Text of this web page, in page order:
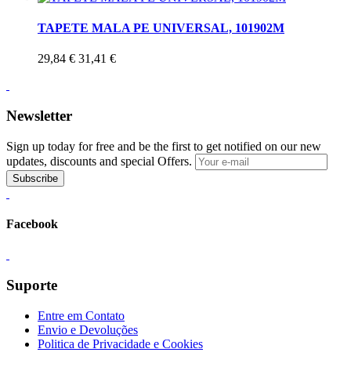
TAPETE MALA PE UNIVERSAL, 101902M
29,84 € 31,41 €
Newsletter
Sign up today for free and be the first to get notified on our new
updates, discounts and special Offers.
Subscribe
Facebook
Suporte
Entre em Contato
Envio e Devoluções
Politica de Privacidade e Cookies